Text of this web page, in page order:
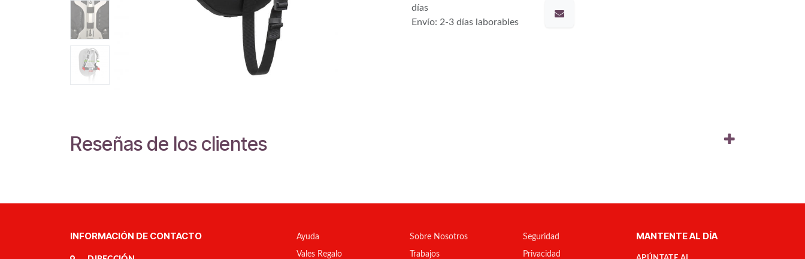
días
Envío: 2-3 días laborables
Reseñas de los clientes
INFORMACIÓN DE CONTACTO Ayuda
Vales Regalo
Sobre Nosotros
Trabajos
Seguridad
Privacidad
MANTENTE AL DÍA